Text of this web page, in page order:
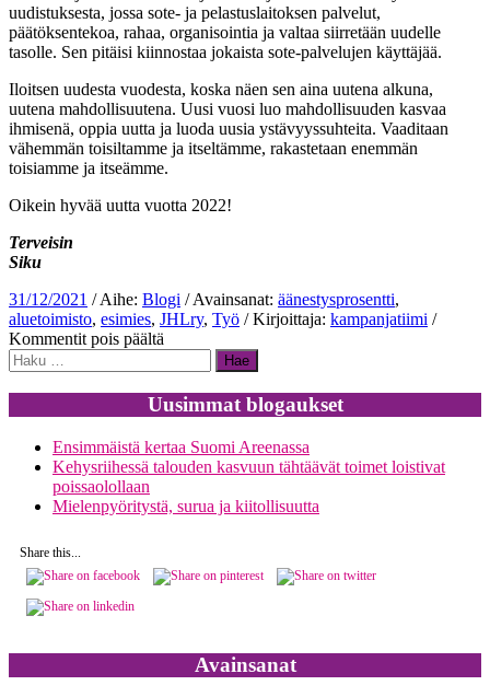
uudistuksesta, jossa sote- ja pelastuslaitoksen palvelut,
päätöksentekoa, rahaa, organisointia ja valtaa siirretään uudelle
tasolle. Sen pitäisi kiinnostaa jokaista sote-palvelujen käyttäjää.
Iloitsen uudesta vuodesta, koska näen sen aina uutena alkuna,
uutena mahdollisuutena. Uusi vuosi luo mahdollisuuden kasvaa
ihmisenä, oppia uutta ja luoda uusia ystävyyssuhteita. Vaaditaan
vähemmän toisiltamme ja itseltämme, rakastetaan enemmän
toisiamme ja itseämme.
Oikein hyvää uutta vuotta 2022!
Terveisin
Siku
31/12/2021 / Aihe: Blogi / Avainsanat: äänestysprosentti,
aluetoimisto, esimies, JHLry, Työ / Kirjoittaja: kampanjatiimi /
Kommentit pois päältä
vuosi
2021,
tervetuloa
2022
Haku:
Uusimmat blogaukset
Ensimmäistä kertaa Suomi Areenassa
Kehysriihessä talouden kasvuun tähtäävät toimet loistivat
poissaolollaan
Mielenpyöritystä, surua ja kiitollisuutta
Share this...
Avainsanat